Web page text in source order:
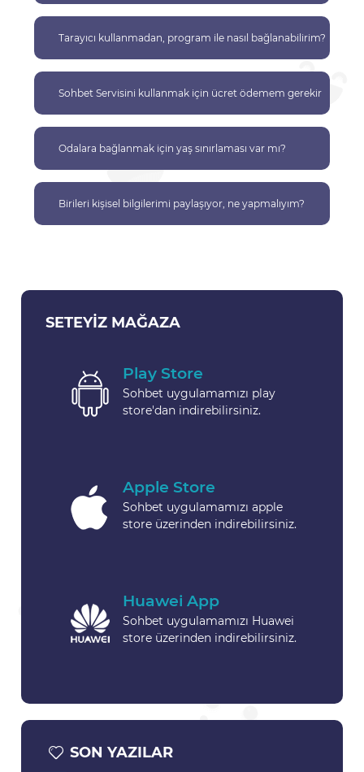
Tarayıcı kullanmadan, program ile nasıl bağlanabilirim?
Sohbet Servisini kullanmak için ücret ödemem gerekir
Odalara bağlanmak için yaş sınırlaması var mı?
Birileri kişisel bilgilerimi paylaşıyor, ne yapmalıyım?
SETEYIZ MAĞAZA
Play Store
Sohbet uygulamamızı play
store'dan indirebilirsiniz.
Apple Store
Sohbet uygulamamızı apple
store üzerinden indirebilirsiniz.
Huawei App
Sohbet uygulamamızı Huawei
store üzerinden indirebilirsiniz.
SON YAZILAR